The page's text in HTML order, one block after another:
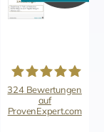
Kanzlei für
324Bewertungen
auf
ProvenExpert.com